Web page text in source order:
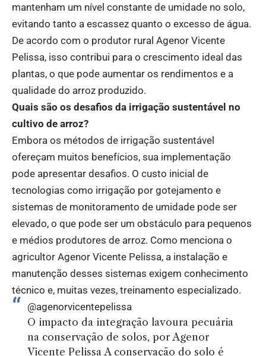
mantenham um nível constante de umidade no solo,
evitando tanto a escassez quanto o excesso de água.
De acordo com o produtor rural Agenor Vicente
Pelissa, isso contribui para o crescimento ideal das
plantas, o que pode aumentar os rendimentos e a
qualidade do arroz produzido.
Quais são os desafios da irrigação sustentável no
cultivo de arroz?
Embora os métodos de irrigação sustentável
ofereçam muitos benefícios, sua implementação
pode apresentar desafios. O custo inicial de
tecnologias como irrigação por gotejamento e
sistemas de monitoramento de umidade pode ser
elevado, o que pode ser um obstáculo para pequenos
e médios produtores de arroz. Como menciona o
agricultor Agenor Vicente Pelissa, a instalação e
manutenção desses sistemas exigem conhecimento
técnico e, muitas vezes, treinamento especializado.
@agenorvicentepelissa
O impacto da integração lavoura pecuária
na conservação de solos, por Agenor
Vicente Pelissa A conservação do solo é